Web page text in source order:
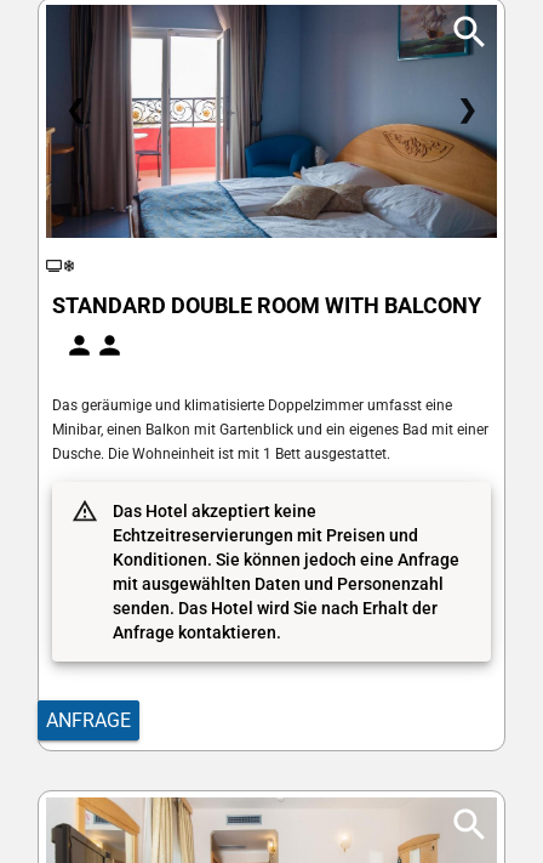
❮ ❯
STANDARD DOUBLE ROOM WITH BALCONY
Das geräumige und klimatisierte Doppelzimmer umfasst eine
Minibar, einen Balkon mit Gartenblick und ein eigenes Bad mit einer
Dusche. Die Wohneinheit ist mit 1 Bett ausgestattet.
Das Hotel akzeptiert keine
Echtzeitreservierungen mit Preisen und
Konditionen. Sie können jedoch eine Anfrage
mit ausgewählten Daten und Personenzahl
senden. Das Hotel wird Sie nach Erhalt der
Anfrage kontaktieren.
ANFRAGE